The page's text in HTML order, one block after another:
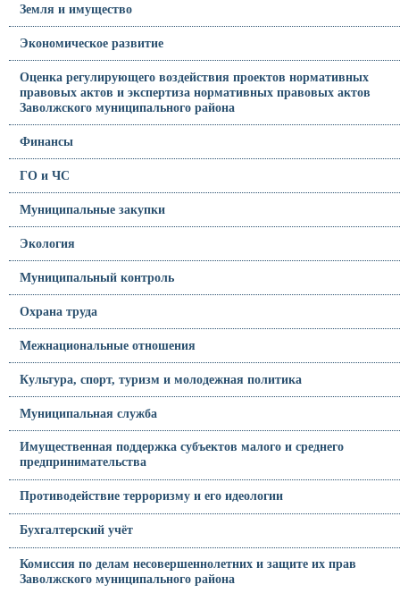
Земля и имущество
Экономическое развитие
Оценка регулирующего воздействия проектов нормативных
правовых актов и экспертиза нормативных правовых актов
Заволжского муниципального района
Финансы
ГО и ЧС
Муниципальные закупки
Экология
Муниципальный контроль
Охрана труда
Межнациональные отношения
Культура, спорт, туризм и молодежная политика
Муниципальная служба
Имущественная поддержка субъектов малого и среднего
предпринимательства
Противодействие терроризму и его идеологии
Бухгалтерский учёт
Комиссия по делам несовершеннолетних и защите их прав
Заволжского муниципального района